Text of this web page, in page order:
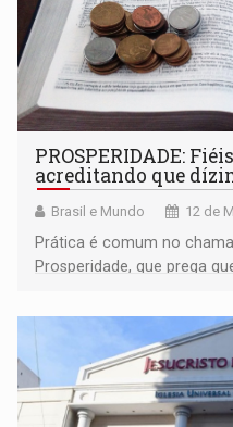
PROSPERIDADE:
acreditando que
Brasil e Mundo 12 de
Prática é comum no
Prosperidade, que prega